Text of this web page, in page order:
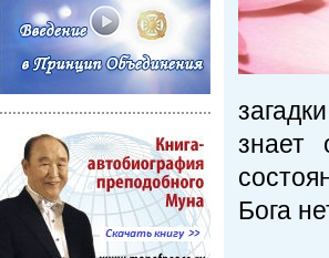
знает
Бога